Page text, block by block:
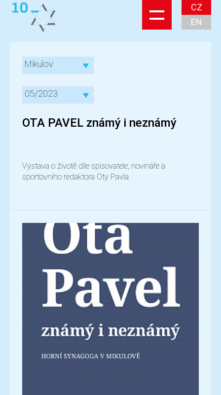
CZ
EN
Mikulov
05/2023
OTA PAVEL známý i neznámý
Výstava o životě díle spisovatele, novináře a
sportovního redaktora Oty Pavla